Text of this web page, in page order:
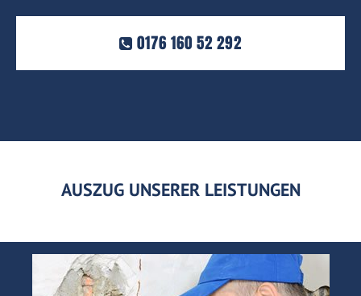
0176 160 52 292
AUSZUG UNSERER LEISTUNGEN